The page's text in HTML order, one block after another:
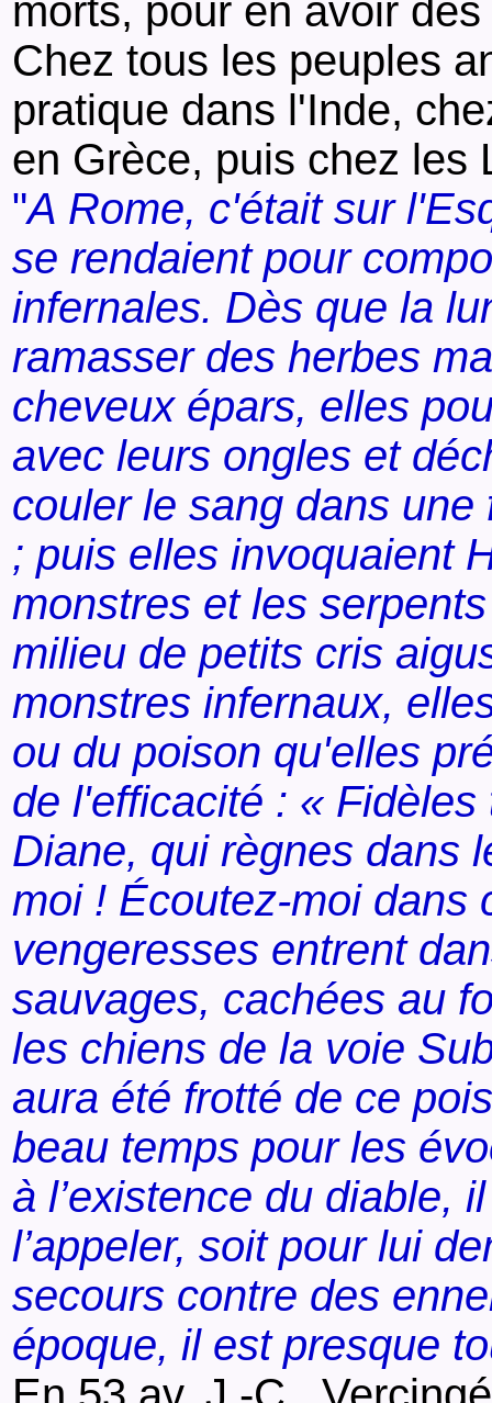
morts, pour en avoir
Chez tous les peuples
pratique dans l'Inde,
en Grèce, puis chez les
"A Rome, c'était sur
se rendaient pour
infernales. Dès que la
ramasser des herbes
cheveux épars, elles
avec leurs ongles et
couler le sang dans
; puis elles invoquaient
monstres et les
milieu de petits cris
monstres infernaux,
ou du poison qu'elles
de l'efficacité : «
Diane, qui règnes dans
moi ! Écoutez-moi dans
vengeresses entrent
sauvages, cachées au
les chiens de la voie
aura été frotté de ce
beau temps pour les
à l’existence du diable,
l’appeler, soit pour lui
secours contre des
époque, il est presque